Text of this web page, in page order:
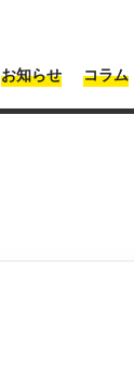
お知らせ コラム